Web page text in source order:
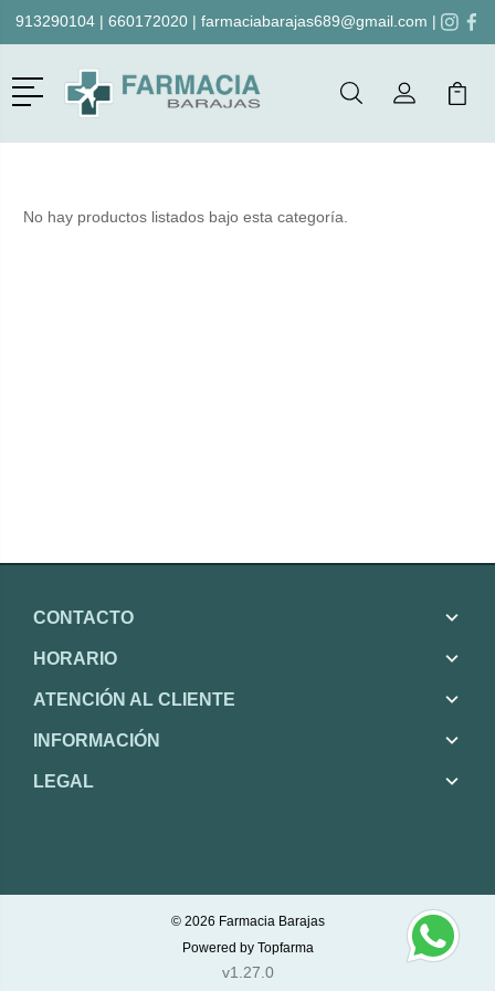
913290104| 660172020| farmaciabarajas689@gmail.com |
Menú
BuscarMi Cuenta
Mi
No hay productos listados bajo esta categoría.
CONTACTO
HORARIO
ATENCIÓN AL CLIENTE
INFORMACIÓN
LEGAL
© 2026 Farmacia Barajas
Powered by Topfarma
v1.27.0